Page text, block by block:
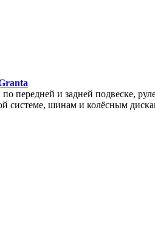
передней и задней подвеске,
системе, шинам и колёсным